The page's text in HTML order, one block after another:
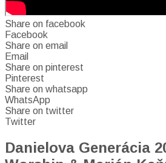
Share on facebook
Facebook
Share on email
Email
Share on pinterest
Pinterest
Share on whatsapp
WhatsApp
Share on twitter
Twitter
Danielova Generácia